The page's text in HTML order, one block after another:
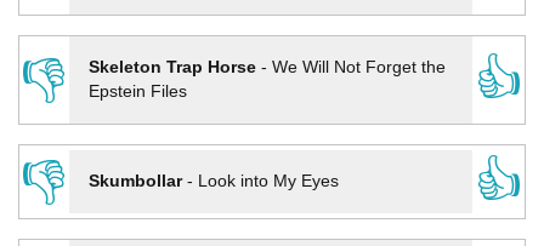
👎 Skeleton Trap Horse- We Will Not Forget the
Epstein Files
👍
👎
Skumbollar- Look into My Eyes
👍